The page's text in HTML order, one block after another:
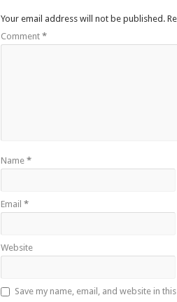
Your email address will not be published.
Comment *
Name *
Email *
Website
Save my name, email, and website in